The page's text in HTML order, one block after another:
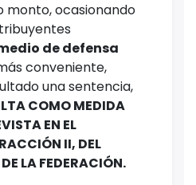
monto, ocasionando
de defensa
conveniente,
una sentencia,
COMO MEDIDA
EN EL
II, DEL
LA FEDERACIÓN.